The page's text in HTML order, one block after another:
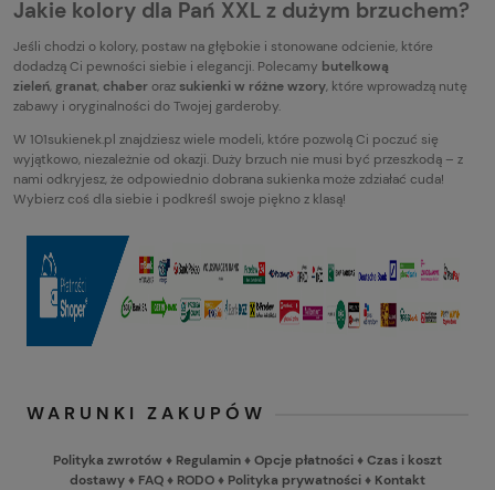
Jakie kolory dla Pań XXL z dużym brzuchem?
Jeśli chodzi o kolory, postaw na głębokie i stonowane odcienie, które
dodadzą Ci pewności siebie i elegancji. Polecamy butelkową
zieleń, granat,chaberorazsukienki w różne wzory, które wprowadzą nutę
zabawy i oryginalności do Twojej garderoby.
W 101sukienek.pl znajdziesz wiele modeli, które pozwolą Ci poczuć się
wyjątkowo, niezależnie od okazji. Duży brzuch nie musi być przeszkodą – z
nami odkryjesz, że odpowiednio dobrana sukienka może zdziałać cuda!
Wybierz coś dla siebie i podkreśl swoje piękno z klasą!
WARUNKI ZAKUPÓW
Polityka zwrotów ♦ Regulamin♦Opcje płatności♦Czas i koszt
dostawy♦ FAQ♦ RODO♦ Polityka prywatności♦ Kontakt